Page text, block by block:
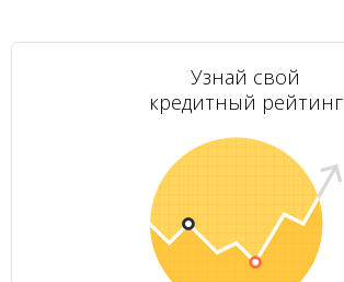
Узнай свой
кредитный рейтинг